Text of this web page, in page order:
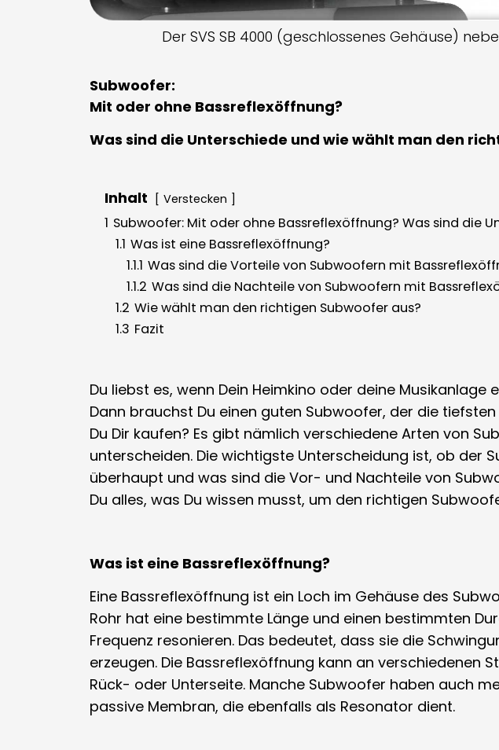
Der SVS SB 4000 (geschlossenes Gehäuse)
Subwoofer:
Mit oder ohne Bassreflexöffnung?
Was sind die Unterschiede und wie wählt man den
Inhalt Verstecken
1 Subwoofer: Mit oder ohne Bassreflexöffnung? Was sind die
1.1 Was ist eine Bassreflexöffnung?
1.1.1 Was sind die Vorteile von Subwoofern mit
1.1.2 Was sind die Nachteile von Subwoofern mit
1.2 Wie wählt man den richtigen Subwoofer aus?
1.3 Fazit
Du liebst es, wenn Dein Heimkino oder deine
Dann brauchst Du einen guten Subwoofer, der die
Du Dir kaufen? Es gibt nämlich verschiedene Arten von
unterscheiden. Die wichtigste Unterscheidung ist, ob der
überhaupt und was sind die Vor- und Nachteile von
Du alles, was Du wissen musst, um den richtigen
Was ist eine Bassreflexöffnung?
Eine Bassreflexöffnung ist ein Loch im Gehäuse des
Rohr hat eine bestimmte Länge und einen bestimmten
Frequenz resonieren. Das bedeutet, dass sie die
erzeugen. Die Bassreflexöffnung kann an verschiedenen
Rück- oder Unterseite. Manche Subwoofer haben auch
passive Membran, die ebenfalls als Resonator dient.